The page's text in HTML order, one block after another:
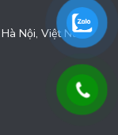
Nội, Việt Nam